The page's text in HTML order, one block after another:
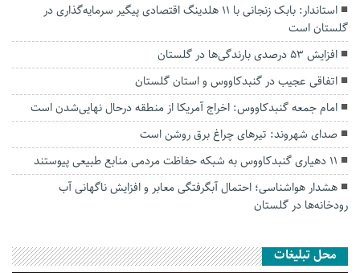
استاندار: بابک زنجانی با ۱۱ هلدینگ اقتصادی پیگیر سرمایه‌گذاری در
گلستان است
افزایش ۵۳ درصدی بارندگی‌ها در گلستان
اتفاقی عجیب در‌ گنبدکاووس و استان گلستان
امام جمعه گنبدکاووس: اخراج آمریکا از منطقه درحال نهایی‌شدن است
صدای شهروند: تیرهای چراغ برق روشن است
۱۱ دهیاری گنبدکاووس به شبکه حفاظت مردمی منابع طبیعی پیوستند
هشدار هواشناسی؛ احتمال آبگرفتگی معابر و افزایش ناگهانی آب
رودخانه‌ها در گلستان
محل تبلیغات